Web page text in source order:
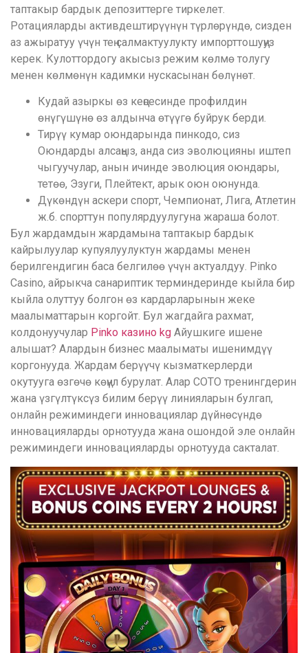
таптакыр бардык депозиттерге тиркелет.
Ротацияларды активдештирүүнүн түрлөрүндө, сизден
аз ажыратуу үчүн тең салмактуулукту импорттошуңуз
керек. Кулоттордогу акысыз режим көлмө толугу
менен көлмөнүн кадимки нускасынан бөлүнөт.
Кудай азыркы өз кеңсесинде профилдин
өнүгүшүнө өз алдынча өтүүгө буйрук берди.
Тирүү кумар оюндарында пинкодо, сиз
Оюндарды алсаңыз, анда сиз эволюцияны иштеп
чыгуучулар, анын ичинде эволюция оюндары,
тетөө, Эзуги, Плейтект, арык оюн оюнунда.
Дүкөндүн аскери спорт, Чемпионат, Лига, Атлетин
ж.б. спорттун популярдуулугуна жараша болот.
Бул жардамдын жардамына таптакыр бардык
кайрылуулар купуялуулуктун жардамы менен
берилгендигин баса белгилөө үчүн актуалдуу. Pinko
Casino, айрыкча санариптик терминдеринде кыйла бир
кыйла олуттуу болгон өз кардарларынын жеке
маалыматтарын коргойт. Бул жагдайга рахмат,
колдонуучулар Pinko казино kg Айушкиге ишене
алышат? Алардын бизнес маалыматы ишенимдүү
коргонууда. Жардам берүүчү кызматкерлерди
окутууга өзгөчө көңүл бурулат. Алар COTO тренингдерин
жана үзгүлтүксүз билим берүү линияларын булгап,
онлайн режиминдеги инновациялар дүйнөсүндө
инновацияларды орнотууда жана ошондой эле онлайн
режиминдеги инновацияларды орнотууда сакталат.